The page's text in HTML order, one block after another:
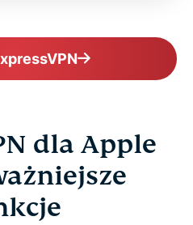
dla Apple